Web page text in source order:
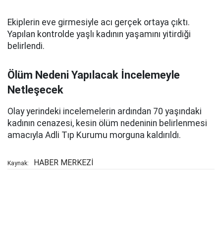
Ekiplerin eve girmesiyle acı gerçek ortaya çıktı.
Yapılan kontrolde yaşlı kadının yaşamını yitirdiği
belirlendi.
Ölüm Nedeni Yapılacak İncelemeyle
Netleşecek
Olay yerindeki incelemelerin ardından 70 yaşındaki
kadının cenazesi, kesin ölüm nedeninin belirlenmesi
amacıyla Adli Tıp Kurumu morguna kaldırıldı.
Kaynak: HABER MERKEZİ